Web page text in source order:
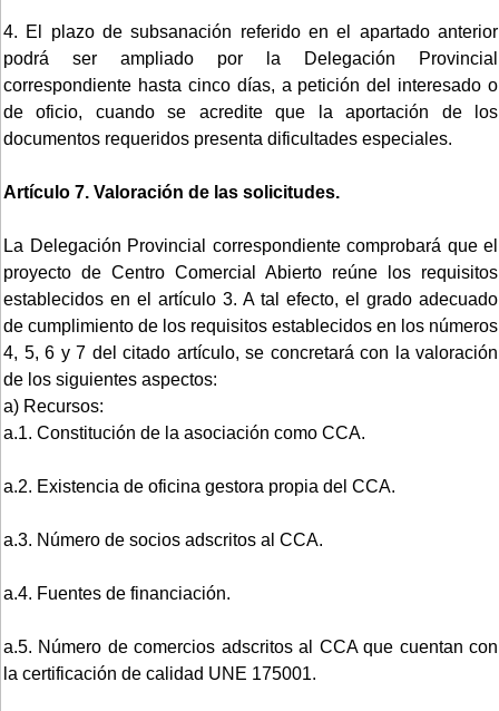
4. El plazo de subsanación referido en el apartado anterior
podrá ser ampliado por la Delegación Provincial
correspondiente hasta cinco días, a petición del interesado o
de oficio, cuando se acredite que la aportación de los
documentos requeridos presenta dificultades especiales.
Artículo 7. Valoración de las solicitudes.
La Delegación Provincial correspondiente comprobará que el
proyecto de Centro Comercial Abierto reúne los requisitos
establecidos en el artículo 3. A tal efecto, el grado adecuado
de cumplimiento de los requisitos establecidos en los números
4, 5, 6 y 7 del citado artículo, se concretará con la valoración
de los siguientes aspectos:
a) Recursos:
a.1. Constitución de la asociación como CCA.
a.2. Existencia de oficina gestora propia del CCA.
a.3. Número de socios adscritos al CCA.
a.4. Fuentes de financiación.
a.5. Número de comercios adscritos al CCA que cuentan con
la certificación de calidad UNE 175001.